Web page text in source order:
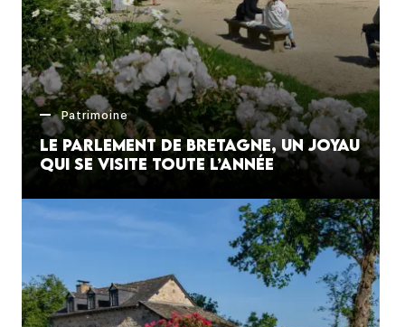
Patrimoine
Le Parlement de Bretagne, un joyau
qui se visite toute l’année